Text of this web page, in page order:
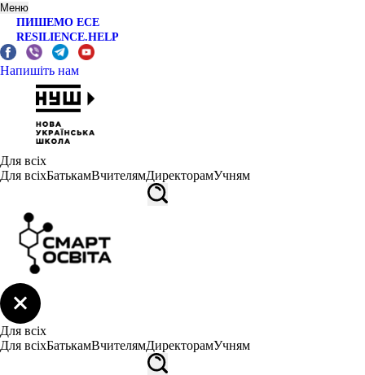
Меню
ПИШЕМО ЕСЕ
RESILIENCE.HELP
Напишіть нам
Для всіх
Для всіхБатькамВчителямДиректорамУчням
Для всіх
Для всіхБатькамВчителямДиректорамУчням